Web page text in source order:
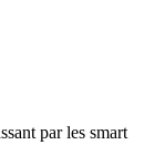
par les smart